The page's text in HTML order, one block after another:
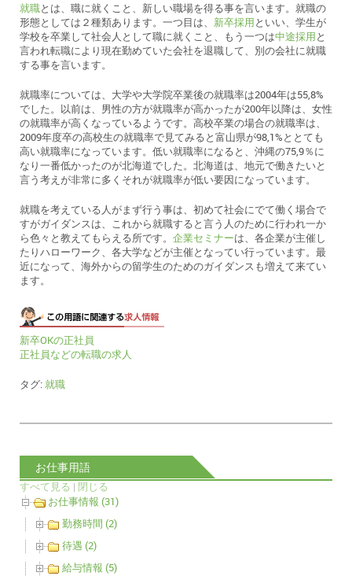
就職とは、職に就くこと、新しい職場を得る事を言います。就職の
形態としては２種類あります。一つ目は、 新卒採用といい、学生が
学校を卒業して社会人として職に就くこと、もう一つは中途採用と
言われ転職により現在勤めていた会社を退職して、別の会社に就職
する事を言います。
就職率については、大学や大学院卒業後の就職率は2004年は55,8%
でした。以前は、男性の方が就職率が高かったが200年以降は、女性
の就職率が高くなっているようです。高校卒業の場合の就職率は、
2009年度卒の高校生の就職率で見てみると富山県が98,1%ととても
高い就職率になっています。低い就職率になると、沖縄の75,9％に
なり一番低かったのが北海道でした。北海道は、地元で働きたいと
言う考えが非常に多くそれが就職率が低い要因になっています。
就職を考えている人がまず行う事は、初めて社会にでて働く場合で
すがガイダンスは、これから就職すると言う人のために行われ一か
ら色々と教えてもらえる所です。 企業セミナーは、各企業が主催し
たりハローワーク、各大学などが主催となってい行っています。最
近になって、海外からの留学生のためのガイダンスも増えて来てい
ます。
新卒OKの正社員
正社員などの転職の求人
タグ:就職
お仕事用語
すべて見る | 閉じる
お仕事情報 (31)
勤務時間 (2)
待遇 (2)
給与情報 (5)